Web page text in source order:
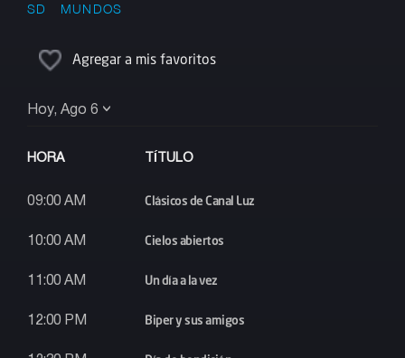
SD MUNDOS
Agregar a mis favoritos
Hoy, Ago 6
HORA TÍTULO
09:00 AM Clásicos de Canal Luz
10:00 AM Cielos abiertos
11:00 AM Un día a la vez
12:00 PM Biper y sus amigos